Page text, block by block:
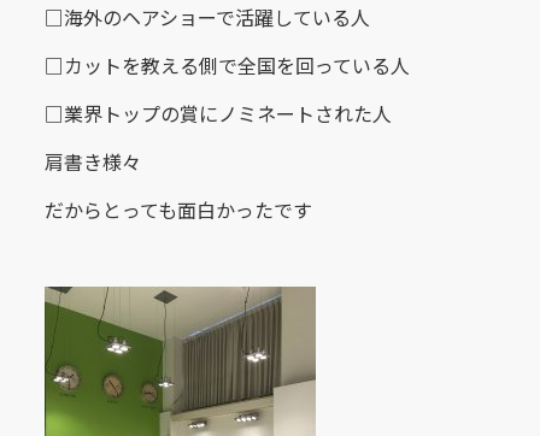
□海外のヘアショーで活躍している人
□カットを教える側で全国を回っている人
□業界トップの賞にノミネートされた人
肩書き様々
だからとっても面白かったです